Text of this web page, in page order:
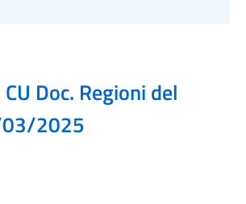
CU Doc. Regioni del
2025